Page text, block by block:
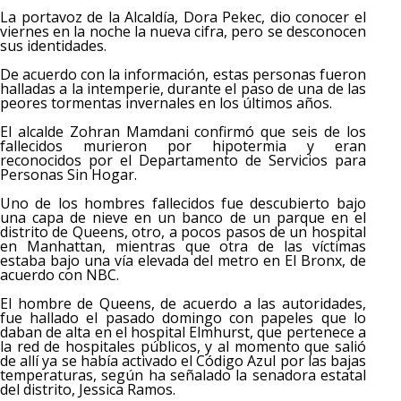
La portavoz de la Alcaldía, Dora Pekec, dio conocer el
viernes en la noche la nueva cifra, pero se desconocen
sus identidades.
De acuerdo con la información, estas personas fueron
halladas a la intemperie, durante el paso de una de las
peores tormentas invernales en los últimos años.
El alcalde Zohran Mamdani confirmó que seis de los
fallecidos murieron por hipotermia y eran
reconocidos por el Departamento de Servicios para
Personas Sin Hogar.
Uno de los hombres fallecidos fue descubierto bajo
una capa de nieve en un banco de un parque en el
distrito de Queens, otro, a pocos pasos de un hospital
en Manhattan, mientras que otra de las víctimas
estaba bajo una vía elevada del metro en El Bronx, de
acuerdo con NBC.
El hombre de Queens, de acuerdo a las autoridades,
fue hallado el pasado domingo con papeles que lo
daban de alta en el hospital Elmhurst, que pertenece a
la red de hospitales públicos, y al momento que salió
de allí ya se había activado el Código Azul por las bajas
temperaturas, según ha señalado la senadora estatal
del distrito, Jessica Ramos.